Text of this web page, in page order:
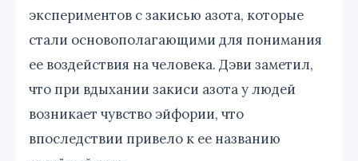
экспериментов с закисью азота, которые
стали основополагающими для понимания
ее воздействия на человека. Дэви заметил,
что при вдыхании закиси азота у людей
возникает чувство эйфории, что
впоследствии привело к ее названию